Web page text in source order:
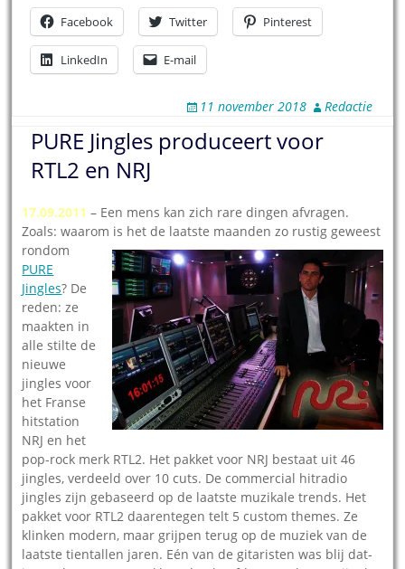
Facebook Twitter Pinterest
LinkedIn E-mail
11 november 2018 Redactie
PURE Jingles produceert voor
RTL2 en NRJ
17.09.2011 – Een mens kan zich rare dingen afvragen.
Zoals: waarom is het de laatste maanden zo rustig geweest
rondom
PURE
Jingles? De
reden: ze
maakten in
alle stilte de
nieuwe
jingles voor
het Franse
hitstation
NRJ en het
pop-rock merk RTL2. Het pakket voor NRJ bestaat uit 46
jingles, verdeeld over 10 cuts. De commercial hitradio
jingles zijn gebaseerd op de laatste muzikale trends. Het
pakket voor RTL2 daarentegen telt 5 custom themes. Ze
klinken modern, maar grijpen terug op de muziek van de
laatste tientallen jaren. Eén van de gitaristen was blij dat-